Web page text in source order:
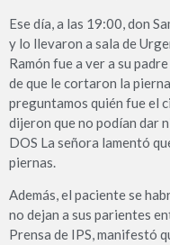
Ese día, a las 19:00, don
y lo llevaron a sala de
Ramón fue a ver a su
de que le cortaron la
preguntamos quién fue el
dijeron que no podían dar
DOS La señora lamentó
piernas.
Además, el paciente se
no dejan a sus parientes
Prensa de IPS, manifestó